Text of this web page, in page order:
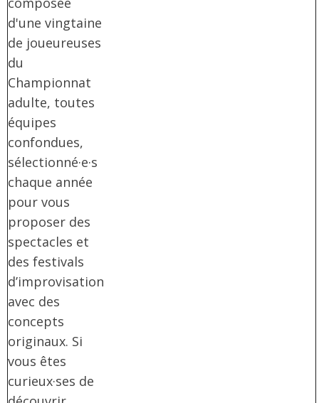
d'une vingtaine
de joueureuses
du
Championnat
adulte, toutes
équipes
confondues,
sélectionné·e·s
chaque année
pour vous
proposer des
spectacles et
des festivals
d’improvisation
avec des
concepts
originaux. Si
vous êtes
curieux·ses de